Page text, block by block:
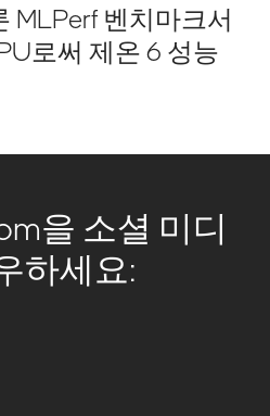
MLPerf 벤치마크서
로써 제온 6 성능
을 소셜 미디
하세요: